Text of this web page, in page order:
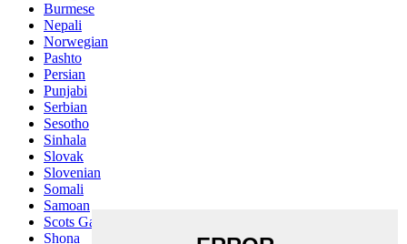
Burmese
Nepali
Norwegian
Pashto
Persian
Punjabi
Serbian
Sesotho
Sinhala
Slovak
Slovenian
Somali
Samoan
Scots Gaelic
Shona